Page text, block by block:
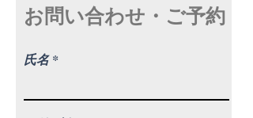
お問い合わせ・ご予約
氏名